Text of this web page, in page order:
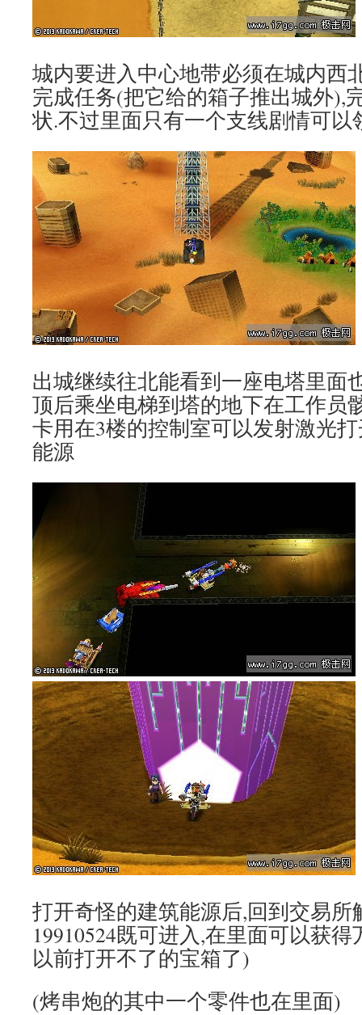
城内要进入中心地带必须在城内西
完成任务(把它给的箱子推出城外),
状.不过里面只有一个支线剧情可以
出城继续往北能看到一座电塔里面
顶后乘坐电梯到塔的地下在工作员
卡用在3楼的控制室可以发射激光
能源
打开奇怪的建筑能源后,回到交易所
19910524既可进入,在里面可以获
以前打开不了的宝箱了)
(烤串炮的其中一个零件也在里面)